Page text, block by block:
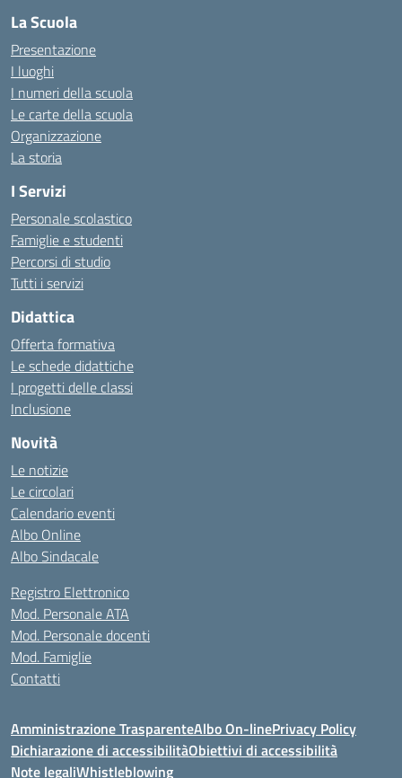
La Scuola
Presentazione
I luoghi
I numeri della scuola
Le carte della scuola
Organizzazione
La storia
I Servizi
Personale scolastico
Famiglie e studenti
Percorsi di studio
Tutti i servizi
Didattica
Offerta formativa
Le schede didattiche
I progetti delle classi
Inclusione
Novità
Le notizie
Le circolari
Calendario eventi
Albo Online
Albo Sindacale
Registro Elettronico
Mod. Personale ATA
Mod. Personale docenti
Mod. Famiglie
Contatti
Amministrazione TrasparenteAlbo On-linePrivacy Policy
Dichiarazione di accessibilitàObiettivi di accessibilità
Note legaliWhistleblowing